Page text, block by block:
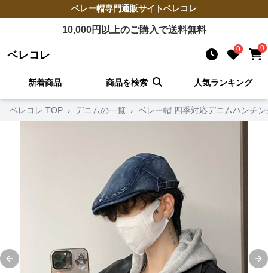
ベレー帽専門通販サイトベレコレ
10,000円以上のご購入で送料無料
ベレコレ 0 0
新着商品 商品を検索 人気ランキング
ベレコレ TOP › デニムの一覧 › ベレー帽 四季対応デニムハンチン
Previous slide